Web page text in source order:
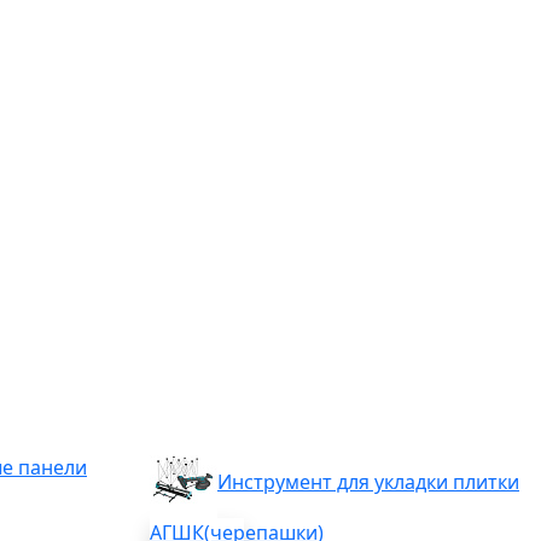
панели
Инструмент для укладки плитки
АГШК(черепашки)